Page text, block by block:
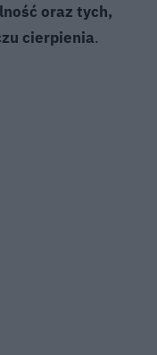
oraz tych,
cierpienia.